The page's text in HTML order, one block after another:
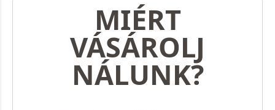
MIÉRT
VÁSÁROLJ
NÁLUNK?